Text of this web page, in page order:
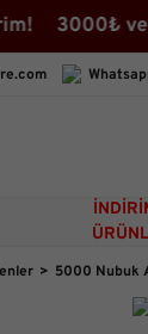
3000₺ ve
5000 Nubuk